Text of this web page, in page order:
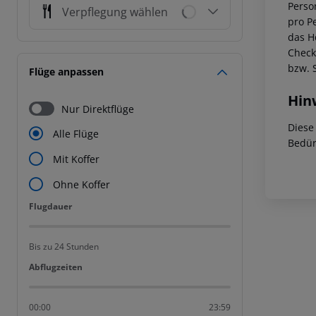
Verpflegung wählen
Flüge anpassen
Nur Direktflüge
Alle Flüge
Mit Koffer
Ohne Koffer
Flugdauer
Flugdauer
Bis zu 24 Stunden
Abflugzeiten
Abflugzeiten
00:00 23:59
pro
das
bzw.